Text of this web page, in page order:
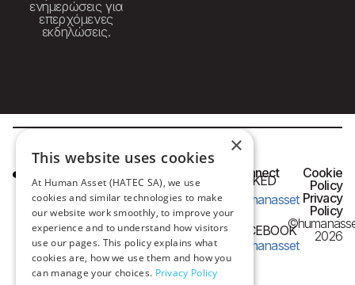
ενημερώσεις για
επερχόμενες
εκδηλώσεις.
Frangon 13,
54626 Thessaloniki,
Greece
e-mail:
info@humanasset.com
Connect
LINKED
humanasset
FACEBOOK
humanasset
Cookie
Policy
Privacy
Policy
2026
×
This website uses cookies
At Human Asset (HATEC SA), we use
cookies and similar technologies to make
our website work smoothly, to improve your
experience and to understand how visitors
use our pages. This policy explains what
cookies are, how we use them and how you
can manage your choices. Privacy Policy